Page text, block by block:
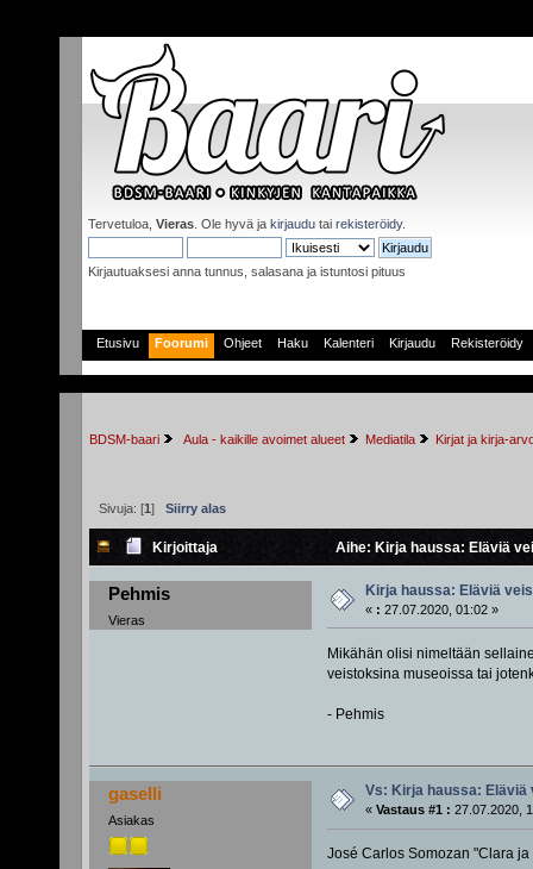
Tervetuloa, Vieras . Ole hyvä ja kirjaudu tai rekisteröidy.
Kirjautuaksesi anna tunnus, salasana ja istuntosi pituus
Etusivu Foorumi Ohjeet Haku Kalenteri Kirjaudu Rekisteröidy
BDSM-baari Aula - kaikille avoimet alueet Mediatila Kirjat ja kirja-
Sivuja: [1] Siirry alas
Kirjoittaja Aihe: Kirja haussa: Eläviä
Pehmis
Vieras
Kirja haussa: Eläviä
« : 27.07.2020, 01:02 »
Mikähän olisi nimeltään
veistoksina museoissa tai
- Pehmis
gaselli
Asiakas
Vs: Kirja haussa: Eläviä
« Vastaus #1 : 27.07.2020,
José Carlos Somozan "Clara